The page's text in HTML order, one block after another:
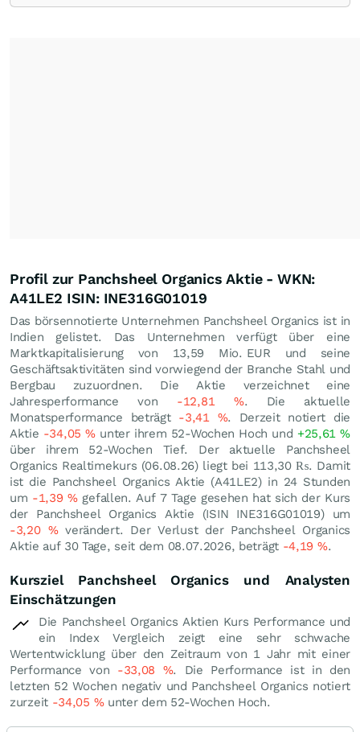
Profil zur Panchsheel Organics Aktie - WKN:
A41LE2 ISIN: INE316G01019
Das börsennotierte Unternehmen Panchsheel Organics ist in
Indien gelistet. Das Unternehmen verfügt über eine
Marktkapitalisierung von 13,59 Mio. EUR und seine
Geschäftsaktivitäten sind vorwiegend der Branche Stahl und
Bergbau zuzuordnen. Die Aktie verzeichnet eine
Jahresperformance von -12,81 %. Die aktuelle
Monatsperformance beträgt -3,41 %. Derzeit notiert die
Aktie -34,05%unter ihrem 52-Wochen Hoch und +25,61%
über ihrem 52-Wochen Tief. Der aktuelle Panchsheel
Organics Realtimekurs (06.08.26) liegt bei 113,30 ₨. Damit
ist die Panchsheel Organics Aktie (A41LE2) in 24 Stunden
um -1,39%gefallen. Auf 7 Tage gesehen hat sich der Kurs
der Panchsheel Organics Aktie (ISIN INE316G01019) um
-3,20 %verändert. Der Verlust der Panchsheel Organics
Aktie auf 30 Tage, seit dem 08.07.2026, beträgt -4,19 %.
Kursziel Panchsheel Organics und Analysten
Einschätzungen
Die Panchsheel Organics Aktien Kurs Performance und
ein Index Vergleich zeigt eine sehr schwache
Wertentwicklung über den Zeitraum von 1 Jahr mit einer
Performance von -33,08 %. Die Performance ist in den
letzten 52 Wochen negativ und Panchsheel Organics notiert
zurzeit -34,05 %unter dem 52-Wochen Hoch.